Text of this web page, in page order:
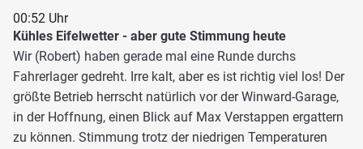
00:52 Uhr
Kühles Eifelwetter - aber gute Stimmung heute
Wir (Robert) haben gerade mal eine Runde durchs
Fahrerlager gedreht. Irre kalt, aber es ist richtig viel los! Der
größte Betrieb herrscht natürlich vor der Winward-Garage,
in der Hoffnung, einen Blick auf Max Verstappen ergattern
zu können. Stimmung trotz der niedrigen Temperaturen